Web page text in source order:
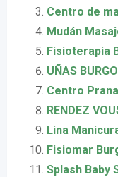
Centro de
Mudán
Fisioterapia
UÑAS
Centro
RENDEZ
Lina
Fisiomar
Splash Baby